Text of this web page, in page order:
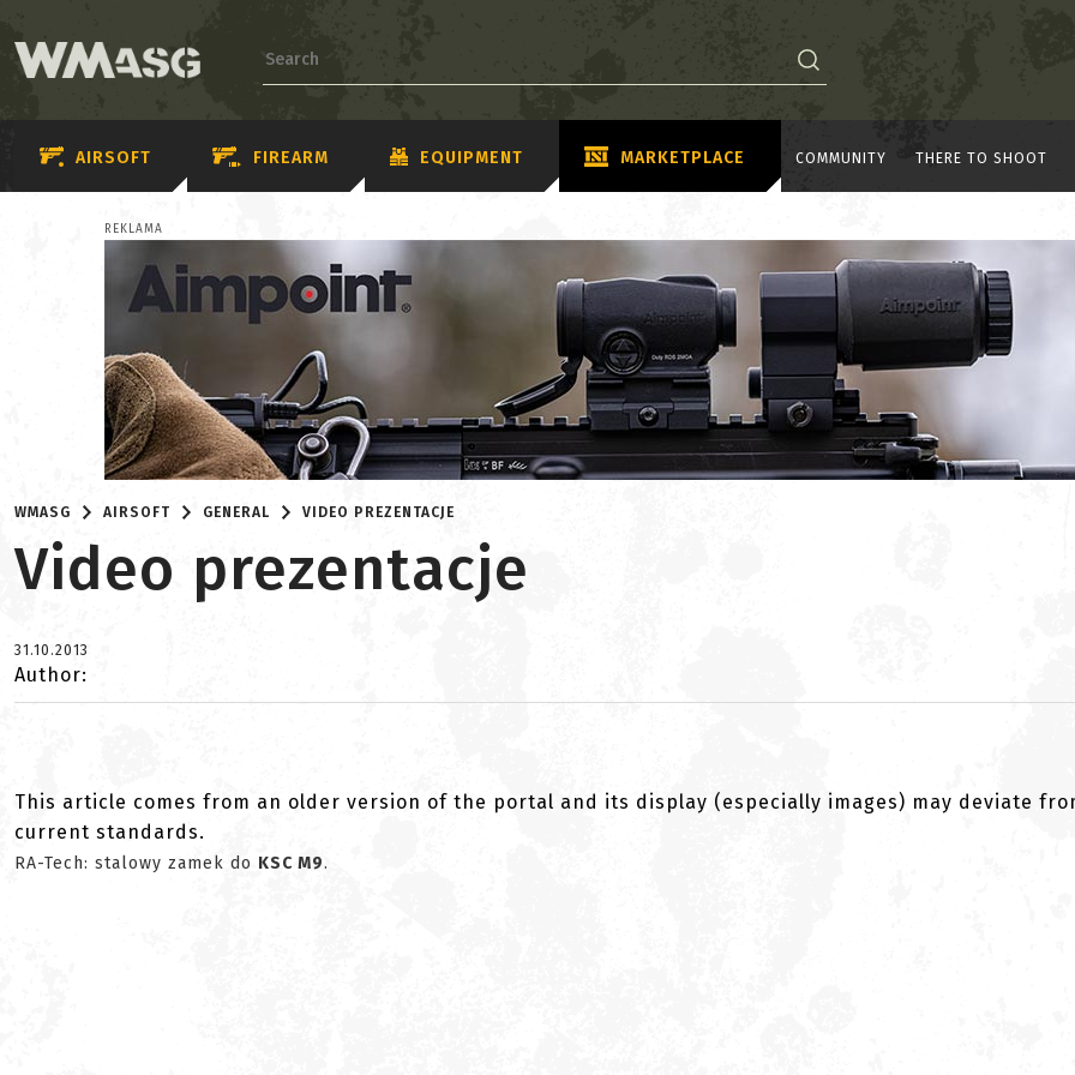
AIRSOFT FIREARM EQUIPMENT MARKETPLACE COMMUNITY THERE TO SHOOT
REKLAMA
WMASG AIRSOFT GENERAL VIDEO PREZENTACJE
Video prezentacje
31.10.2013
Author:
This article comes from an older version of the portal and its display (especially images) may deviate
current standards.
RA-Tech: stalowy zamek do KSC M9.